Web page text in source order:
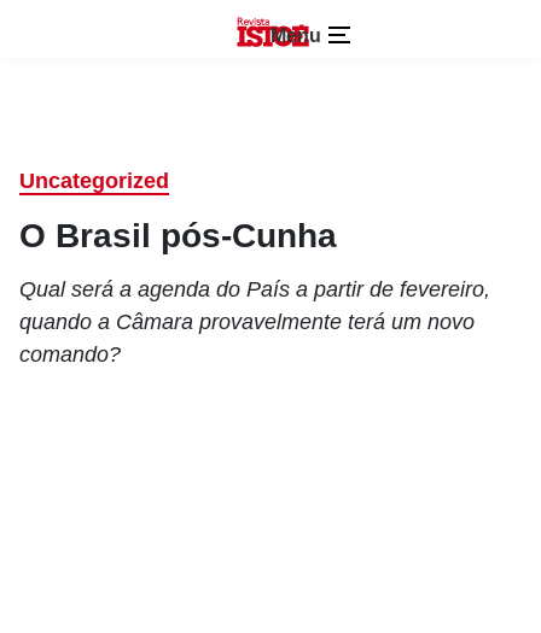
Menu
Uncategorized
O Brasil pós-Cunha
Qual será a agenda do País a partir de fevereiro,
quando a Câmara provavelmente terá um novo
comando?